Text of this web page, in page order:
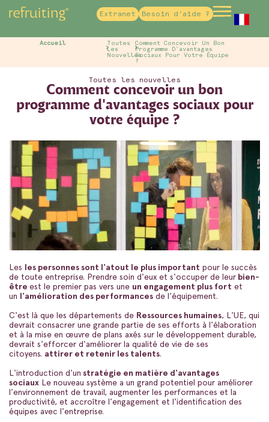
Extranet Besoin d'aide ?
Accueil
Toutes
Les
Nouvelles
Comment Concevoir Un Bon
Programme D'avantages
Sociaux Pour Votre Équipe
?
Toutes les nouvelles
Comment concevoir un bon
programme d'avantages sociaux pour
votre équipe ?
Les les personnes sont l'atout le plus important pour le succès
de toute entreprise. Prendre soin d'eux et s'occuper de leur bien-
être est le premier pas vers une un engagement plus fort et
un l'amélioration des performances de l'équipement.
C'est là que les départements de Ressources humaines, L'UE, qui
devrait consacrer une grande partie de ses efforts à l'élaboration
et à la mise en œuvre de plans axés sur le développement durable,
devrait s'efforcer d'améliorer la qualité de vie de ses
citoyens. attirer et retenir les talents.
L'introduction d'un stratégie en matière d'avantages
sociaux Le nouveau système a un grand potentiel pour améliorer
l'environnement de travail, augmenter les performances et la
productivité, et accroître l'engagement et l'identification des
équipes avec l'entreprise.